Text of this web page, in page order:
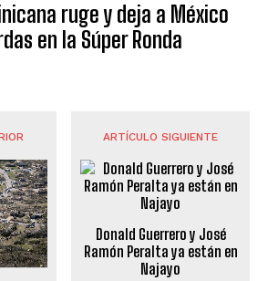
ruge y deja a México
en la Súper Ronda
ARTÍCULO SIGUIENTE
Donald Guerrero y José
Ramón Peralta ya están en
Najayo